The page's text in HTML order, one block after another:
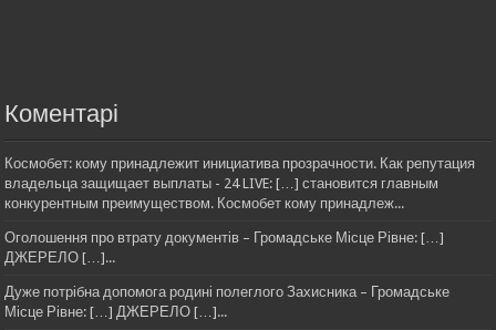
Коментарі
Космобет: кому принадлежит инициатива прозрачности. Как репутация
владельца защищает выплаты - 24 LIVE: […] становится главным
конкурентным преимуществом. Космобет кому принадлеж...
Оголошення про втрату документів – Громадське Місце Рівне: […]
ДЖЕРЕЛО […]...
Дуже потрібна допомога родині полеглого Захисника – Громадське
Місце Рівне: […] ДЖЕРЕЛО […]...